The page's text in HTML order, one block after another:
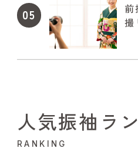
05
前
撮
人気振袖ラ
RANKING